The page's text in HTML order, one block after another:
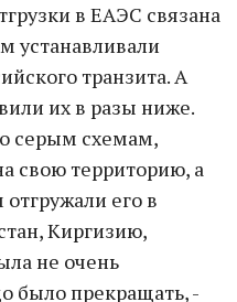
в ЕАЭС связана
устанавливали
транзита. А
их в разы ниже.
серым схемам,
свою территорию, а
его в
Киргизию,
не очень
было прекращать, -